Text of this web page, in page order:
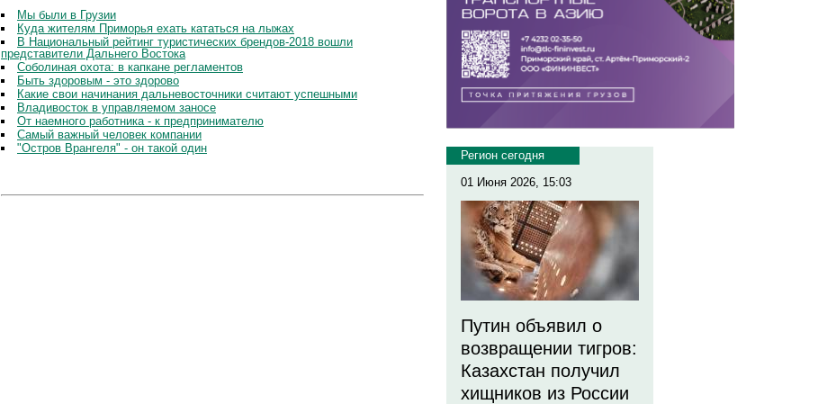
Мы были в Грузии
Куда жителям Приморья ехать кататься на лыжах
В Национальный рейтинг туристических брендов-2018 вошли
представители Дальнего Востока
Соболиная охота: в капкане регламентов
Быть здоровым - это здорово
Какие свои начинания дальневосточники считают успешными
Владивосток в управляемом заносе
От наемного работника - к предпринимателю
Самый важный человек компании
"Остров Врангеля" - он такой один
Регион сегодня
01 Июня 2026, 15:03
Путин объявил о
возвращении тигров:
Казахстан получил
хищников из России